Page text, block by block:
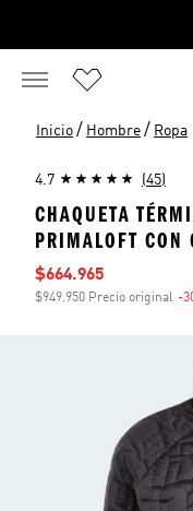
Inicio / Hombre / Ropa
4.7 (45)
CHAQUETA
PRIMALOFT CON
Precio de venta
$664.965
$949.950 Precio original -